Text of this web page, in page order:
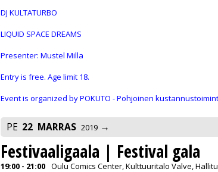
DJ KULTATURBO
LIQUID SPACE DREAMS
Presenter: Mustel Milla
Entry is free. Age limit 18.
Event is organized by POKUTO - Pohjoinen
PE 22 MARRAS 2019
Festivaaligaala | Festival gala
19:00 - 21:00 Oulu Comics Center, Kulttuuritalo Valve,